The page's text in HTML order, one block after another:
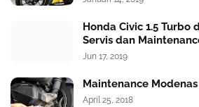
Honda Civic 1.5 Turbo
Servis dan
Jun 17, 2019
Maintenance
April 25, 2018